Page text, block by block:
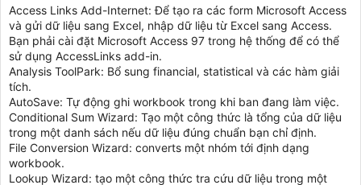
-Add-in : (có thể là UDF : Hàm người dủng tự viết ) Sắp xếp
tiếng Việt
-Add-in : Chuyển số thành chữ
-Add-in : Convert Font (đặc biệt là bản của OverAC đang được
thảo luận sôi nổi trên diễn đàn)
-Add-in : Kiểm tra MST
Hàm người dùng tự biên soạn gồm :
- Hàm chấm công (Bài của Levanduyet)
-Hàm tính thuế TNCN
-Hàm FIFO và LIFO
Trên đây, chỉ là một số gợi ý đầu tiên cho các bước chuẩn bị
đầu tiên cho Excel của bạn sẵn sàng đi vào chương trình làm
Access Links Add-Internet: Để tạo ra các form Microsoft Access
và gửi dữ liệu sang Excel, nhập dữ liệu từ Excel sang Access.
Bạn phải cài đặt Microsoft Access 97 trong hệ thống để có thể
sử dụng AccessLinks add-in.
Analysis ToolPark: Bổ sung financial, statistical và các hàm giải
tích.
AutoSave: Tự động ghi workbook trong khi ban đang làm việc.
Conditional Sum Wizard: Tạo một công thức là tổng của dữ liệu
trong một danh sách nếu dữ liệu đúng chuẩn bạn chỉ định.
File Conversion Wizard: converts một nhóm tới định dạng
workbook.
Lookup Wizard: tạo một công thức tra cứu dữ liệu trong một